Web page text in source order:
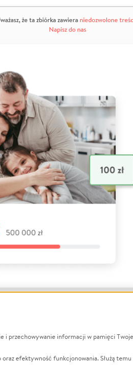
że ta zbiórka zawiera niedozwolone
Napisz do nas
i przechowywanie informacji w pamięci
efektywność funkcjonowania. Służą temu